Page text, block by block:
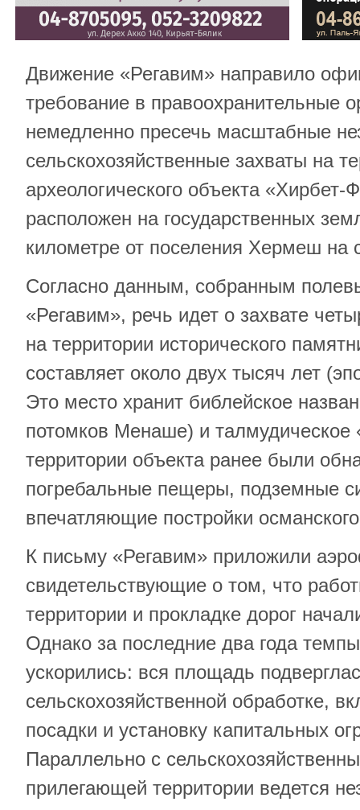
Движение «Регавим» направило
требование в правоохранительные
немедленно пресечь масштабные
сельскохозяйственные захваты на
археологического объекта
расположен на государственных
километре от поселения Хермеш на
Согласно данным, собранным
«Регавим», речь идет о захвате
на территории исторического
составляет около двух тысяч лет
Это место хранит библейское
потомков Менаше) и
территории объекта ранее были
погребальные пещеры, подземные
впечатляющие постройки
К письму «Регавим» приложили
свидетельствующие о том, что
территории и прокладке дорог
Однако за последние два года
ускорились: вся площадь
сельскохозяйственной обработке,
посадки и установку капитальных
Параллельно с
прилегающей территории ведется